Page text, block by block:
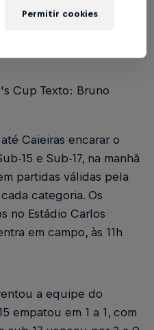
Cup Texto: Bruno
Caieiras encarar o
15 e Sub-17, na manhã
partidas válidas pela
categoria. Os
no Estádio Carlos
em campo, às 11h
a equipe do
empatou em 1 a 1, com
Permitir cookies